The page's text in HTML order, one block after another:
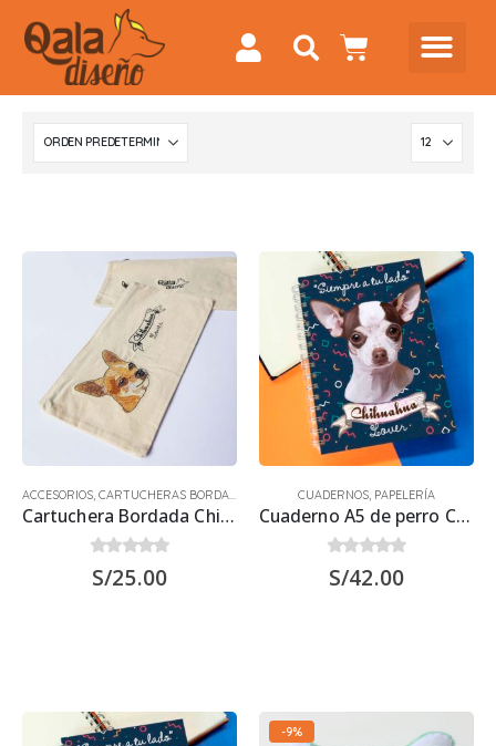
ACCESORIOS CARTUCHERAS BORDADAS
Cartuchera Bordada Chihuahua
0out of 5
S/25.00
CUADERNOS PAPELERÍA
Cuaderno A5 de perro Chihuahua Blanco 21.50 x 15.70 cm
0out of 5
S/42.00
-9%